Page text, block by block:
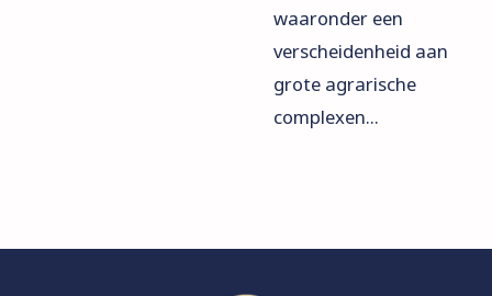
waaronder een
verscheidenheid aan
grote agrarische
complexen...